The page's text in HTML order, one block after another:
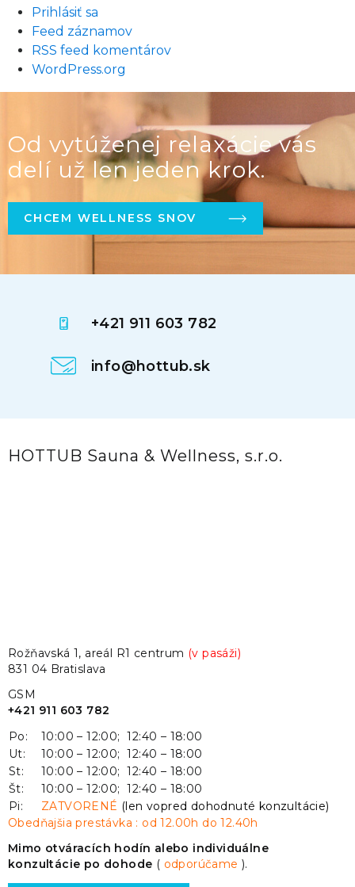
Prihlásiť sa
Feed záznamov
RSS feed komentárov
WordPress.org
Od vytúženej relaxácie vás
delí už len jeden krok.
CHCEM WELLNESS SNOV
+421 911 603 782
info@hottub.sk
HOTTUB Sauna & Wellness, s.r.o.
Rožňavská 1, areál R1 centrum (v pasáži)
831 04 Bratislava
GSM
+421 911 603 782
Po:
10:00 – 12:00; 12:40 – 18:00
Ut:
10:00 – 12:00; 12:40 – 18:00
St:
10:00 – 12:00; 12:40 – 18:00
Št:
10:00 – 12:00; 12:40 – 18:00
Pi:
ZATVORENÉ (len vopred dohodnuté konzultácie)
Obedňajšia prestávka : od 12.00h do 12.40h
Mimo otváracích hodín alebo individuálne
konzultácie po dohode ( odporúčame).